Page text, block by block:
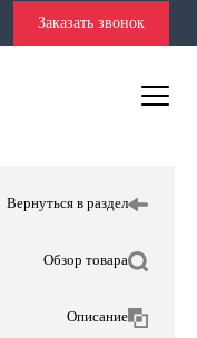
Заказать звонок
Вернуться в раздел
Обзор товара
Описание